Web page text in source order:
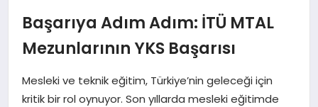
YAŞAM
EKONOMI
GÜNDEM
Başarıya Adım Adım: İTÜ MTAL
Mezunlarının YKS Başarısı
Mesleki ve teknik eğitim, Türkiye’nin geleceği için
kritik bir rol oynuyor. Son yıllarda mesleki eğitimde